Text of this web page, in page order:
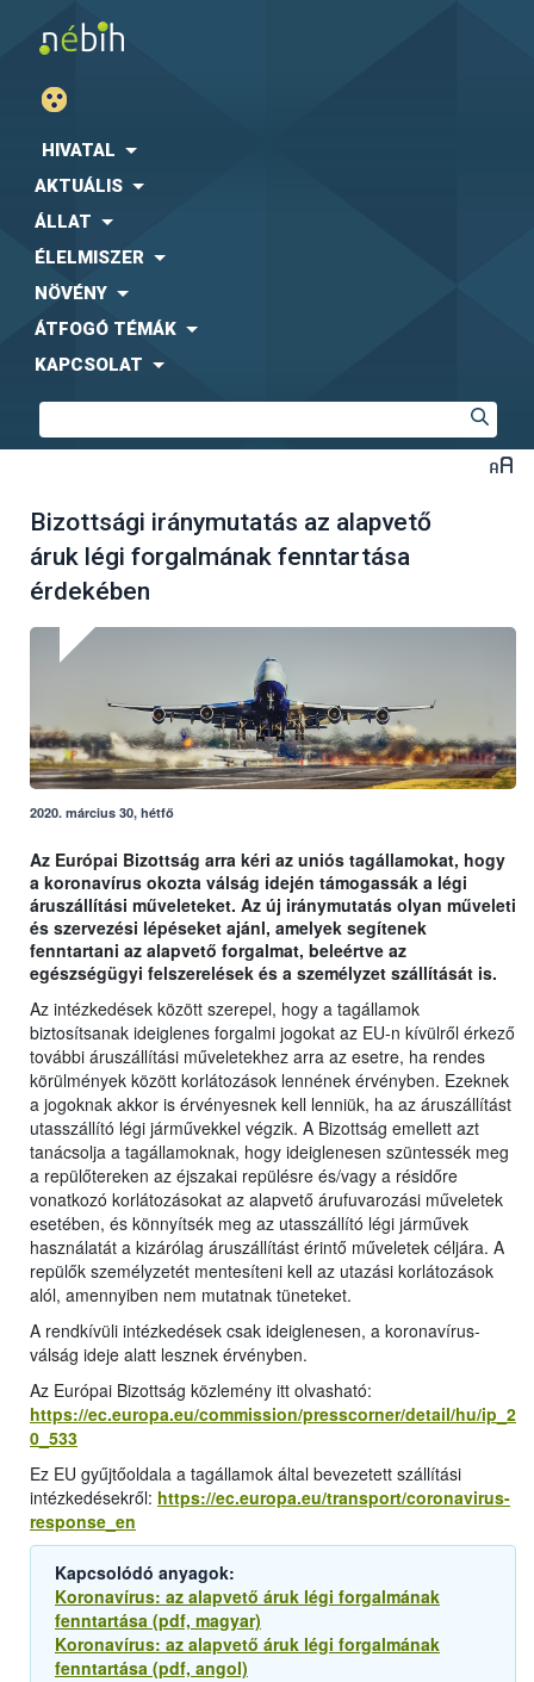
HIVATAL
AKTUÁLIS
ÁLLAT
ÉLELMISZER
NÖVÉNY
ÁTFOGÓ TÉMÁK
KAPCSOLAT
Bizottsági iránymutatás az alapvető
áruk légi forgalmának fenntartása
érdekében
2020. március 30, hétfő
Az Európai Bizottság arra kéri az uniós tagállamokat, hogy
a koronavírus okozta válság idején támogassák a légi
áruszállítási műveleteket. Az új iránymutatás olyan műveleti
és szervezési lépéseket ajánl, amelyek segítenek
fenntartani az alapvető forgalmat, beleértve az
egészségügyi felszerelések és a személyzet szállítását is.
Az intézkedések között szerepel, hogy a tagállamok
biztosítsanak ideiglenes forgalmi jogokat az EU-n kívülről érkező
további áruszállítási műveletekhez arra az esetre, ha rendes
körülmények között korlátozások lennének érvényben. Ezeknek
a jogoknak akkor is érvényesnek kell lenniük, ha az áruszállítást
utasszállító légi járművekkel végzik. A Bizottság emellett azt
tanácsolja a tagállamoknak, hogy ideiglenesen szüntessék meg
a repülőtereken az éjszakai repülésre és/vagy a résidőre
vonatkozó korlátozásokat az alapvető árufuvarozási műveletek
esetében, és könnyítsék meg az utasszállító légi járművek
használatát a kizárólag áruszállítást érintő műveletek céljára. A
repülők személyzetét mentesíteni kell az utazási korlátozások
alól, amennyiben nem mutatnak tüneteket.
A rendkívüli intézkedések csak ideiglenesen, a koronavírus-
válság ideje alatt lesznek érvényben.
Az Európai Bizottság közlemény itt olvasható:
https://ec.europa.eu/commission/presscorner/detail/hu/ip_2
0_533
Ez EU gyűjtőoldala a tagállamok által bevezetett szállítási
intézkedésekről: https://ec.europa.eu/transport/coronavirus-
response_en
Kapcsolódó anyagok:
Koronavírus: az alapvető áruk légi forgalmának
fenntartása (pdf, magyar)
Koronavírus: az alapvető áruk légi forgalmának
fenntartása (pdf, angol)